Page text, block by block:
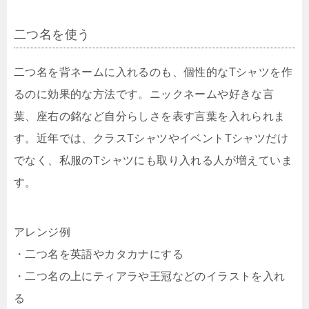
二つ名を使う
二つ名を背ネームに入れるのも、個性的なTシャツを作
るのに効果的な方法です。ニックネームや好きな言
葉、座右の銘など自分らしさを表す言葉を入れられま
す。近年では、クラスTシャツやイベントTシャツだけ
でなく、私服のTシャツにも取り入れる人が増えていま
す。
アレンジ例
・二つ名を英語やカタカナにする
・二つ名の上にティアラや王冠などのイラストを入れ
る